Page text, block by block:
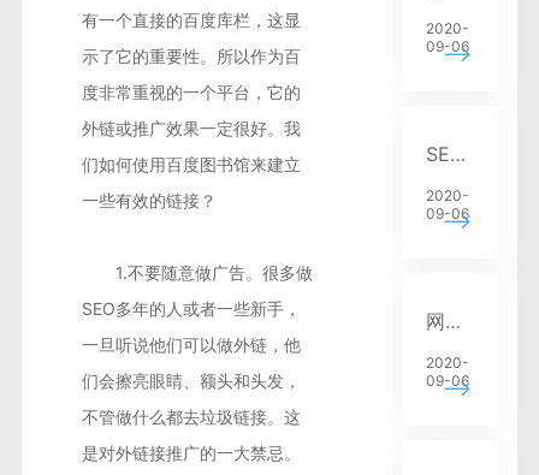
有一个直接的百度库栏，这显
示了它的重要性。所以作为百
度非常重视的一个平台，它的
外链或推广效果一定很好。我
们如何使用百度图书馆来建立
一些有效的链接？
1.不要随意做广告。很多做
SEO多年的人或者一些新手，
一旦听说他们可以做外链，他
们会擦亮眼睛、额头和头发，
不管做什么都去垃圾链接。这
是对外链接推广的一大禁忌。
2020-
09-06
SEO排名优化中网站收录是否和排名成正比
2020-
09-06
网站关键词选择与位置编排技巧优化
2020-
09-06